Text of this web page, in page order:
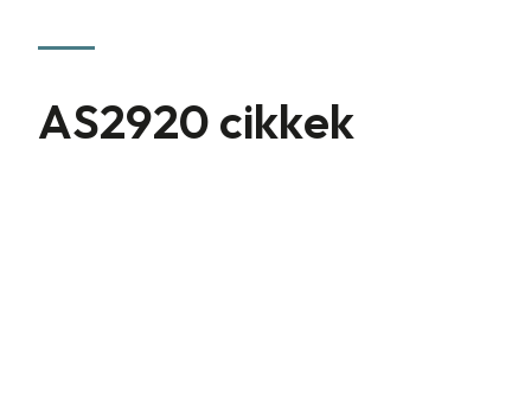
AS2920 cikkek